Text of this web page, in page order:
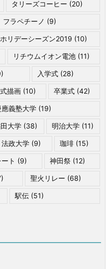
タリーズコーヒー (20)
フラペチーノ (9)
ホリデーシーズン2019 (10)
リチウムイオン電池(11)
入学式 (28)
描画 (10) 卒業式(42)
應義塾大学(19)
大学 (38) 明治大学(11)
法政大学 (9) 珈琲 (15)
ト (9) 神田祭(12)
聖火リレー (68)
駅伝 (51)